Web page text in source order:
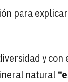
para
y con
natural